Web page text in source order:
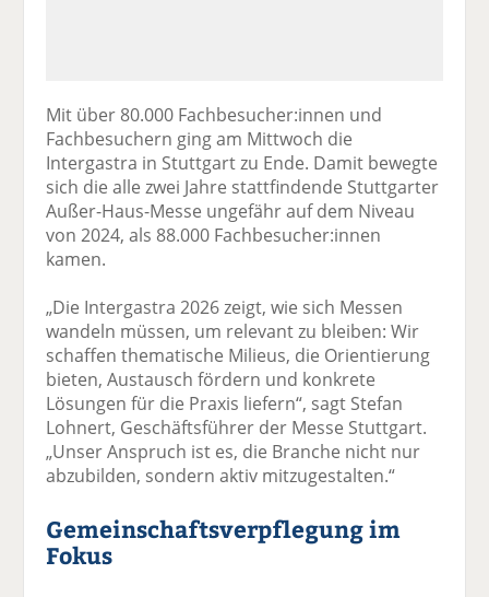
Mit über 80.000 Fachbesucher:innen und
Fachbesuchern ging am Mittwoch die
Intergastra in Stuttgart zu Ende. Damit bewegte
sich die alle zwei Jahre stattfindende Stuttgarter
Außer-Haus-Messe ungefähr auf dem Niveau
von 2024, als 88.000 Fachbesucher:innen
kamen.
„Die Intergastra 2026 zeigt, wie sich Messen
wandeln müssen, um relevant zu bleiben: Wir
schaffen thematische Milieus, die Orientierung
bieten, Austausch fördern und konkrete
Lösungen für die Praxis liefern“, sagt Stefan
Lohnert, Geschäftsführer der Messe Stuttgart.
„Unser Anspruch ist es, die Branche nicht nur
abzubilden, sondern aktiv mitzugestalten.“
Gemeinschaftsverpflegung im
Fokus